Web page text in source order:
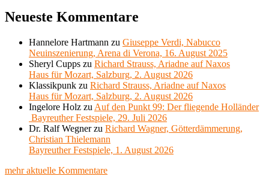
Neueste Kommentare
Hannelore Hartmann zu Giuseppe Verdi, Nabucco
Neuinszenierung, Arena di Verona, 16. August 2025
Sheryl Cupps zu Richard Strauss, Ariadne auf Naxos
Haus für Mozart, Salzburg, 2. August 2026
Klassikpunk zu Richard Strauss, Ariadne auf Naxos
Haus für Mozart, Salzburg, 2. August 2026
Ingelore Holz zu Auf den Punkt 99: Der fliegende Holländer
Bayreuther Festspiele, 29. Juli 2026
Dr. Ralf Wegnerzu Richard Wagner, Götterdämmerung,
Christian Thielemann
Bayreuther Festspiele, 1. August 2026
mehr aktuelle Kommentare